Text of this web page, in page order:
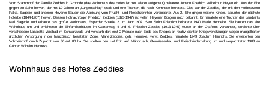
Vom Stammhof der Familie Zeddies in Grohnde (das Wohnhaus des Hofes ist hier wieder aufgebaut) heiratete Johann Friedrich Wilhelm in Heyen ein. Aus der Ehe
gingen ein Sohn hervor, der mit 10 Jahren an „Lungenschlag“ starb und eine Tochter, die nach Kemnade heiratete. Dies war der Zeddies, der mit den Hofbesitzern
Falke, Sagebiel und anderen Heyener Bauern die Ablösung vom Frucht- und Fleischzehnten vereinbarte. Aus 2. Ehe gingen weitere Kinder, darunter der nächste
Hoferbe (1844-1907) hervor. Dessen Hofnachfolger Friedrich Zeddies (1873-1947) ist vielen Heyener Bürgern noch bekannt. Er heiratete eine Tochter des Landwirts
Karl Sagebiel und erbaute das große Wohnhaus, Esperder Straße 2, im Jahr 1907. Sein Sohn Friedrich heiratete 1940 Marie Henneke. Sie bauten das alte
Wohnhaus um und errichteten die Einfamilienhäuser im Gartenweg 4 und 6. Friedrich Zeddies (1913-1945) wurde an der Ostfront verwundet, erreichte über
verschiedene Lazarette Wildbad im Schwarzwald und verstarb dort erst 2 Monate nach Ende des Krieges an relativ leichten Kriegsverletzungen wegen mangelhafter
ärztlicher Versorgung in der französisch besetzten Zone. Marie Zeddies, geb. Henneke, verw. Zeddies, heiratete 1949 Joachim Heinrichs. Sie erweiterten den
Vollmeierhof durch Zupacht von 36 auf 80 ha. Sie stellten den Hof früh auf Mähdrusch, Gemüseanbau und Fleischrinderhaltung um und verpachteten 1983 an
Günter Wilhelm Henneke.
Wohnhaus des Hofes Zeddies